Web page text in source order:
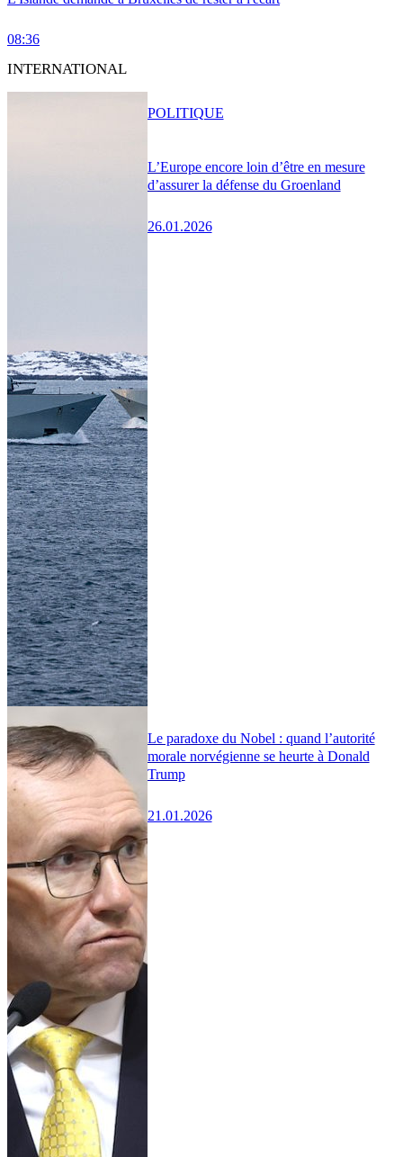
08:36
INTERNATIONAL
L’Europe encore loin d’être en mesure
d’assurer la défense du Groenland
26.01.2026
POLITIQUE
Le paradoxe du Nobel : quand l’autorité
morale norvégienne se heurte à Donald
Trump
21.01.2026